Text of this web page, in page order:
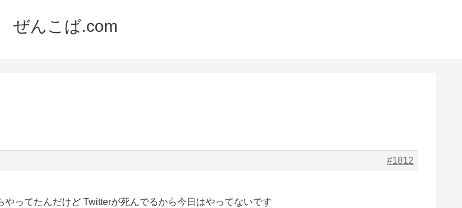
ぜんこば.com
#1812
ってたんだけど Twitterが死んでるから今日はやってないです